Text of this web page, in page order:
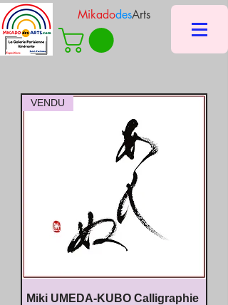
MikadodesArts
VENDU
Miki UMEDA-KUBO Calligraphie